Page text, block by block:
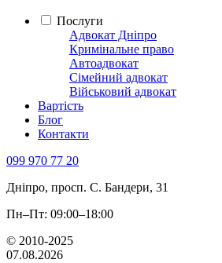
Послуги
Адвокат Дніпро
Кримінальне право
Автоадвокат
Сімейний адвокат
Військовий адвокат
Вартість
Блог
Контакти
099 970 77 20
Дніпро, просп. С. Бандери, 31
Пн–Пт: 09:00–18:00
© 2010-2025
07.08.2026